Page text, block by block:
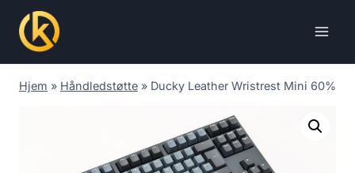
content
Hjem » Håndledstøtte » Ducky Leather Wristrest Mini 60%